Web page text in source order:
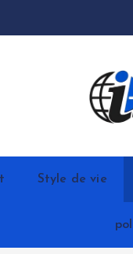
Style de vie